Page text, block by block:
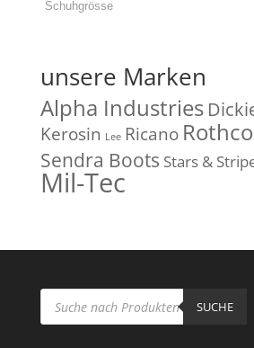
unsere Marken
Alpha Industries
Kerosin Lee Ricano Rothco
Sendra Boots Stars &
Mil-Tec
Products
search SUCHE